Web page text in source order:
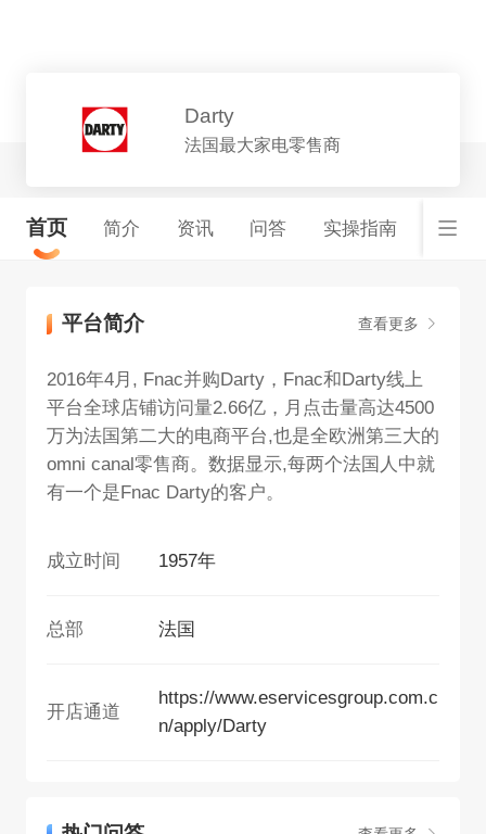
Darty
法国最大家电零售商
首页 简介 资讯 问答 实操指南
平台简介 查看更多
2016年4月, Fnac并购Darty，Fnac和Darty线上
平台全球店铺访问量2.66亿，月点击量高达4500
万为法国第二大的电商平台,也是全欧洲第三大的
omni canal零售商。数据显示,每两个法国人中就
有一个是Fnac Darty的客户。
成立时间 1957年
总部 法国
开店通道
https://www.eservicesgroup.com.c
n/apply/Darty